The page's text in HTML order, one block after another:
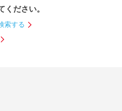
ください。
索する